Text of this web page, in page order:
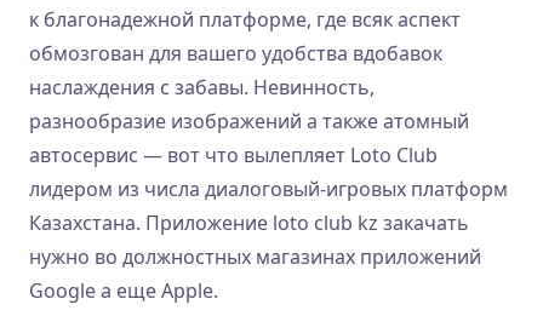
к благонадежной платформе, где всяк аспект
обмозгован для вашего удобства вдобавок
наслаждения с забавы. Невинность,
разнообразие изображений а также атомный
автосервис — вот что вылепляет Loto Club
лидером из числа диалоговый-игровых платформ
Казахстана. Приложение loto club kz закачать
нужно во должностных магазинах приложений
Google а еще Apple.